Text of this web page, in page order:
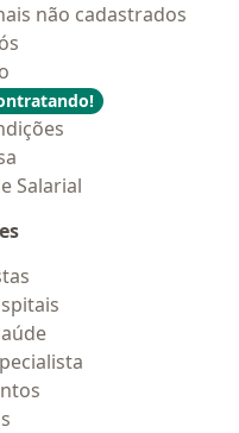
não cadastrados
Salarial